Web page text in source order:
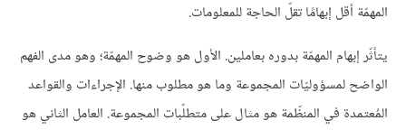
المهمّة أقل إبهامًا تقلّ الحاجة للمعلومات.
يتأثّر إبهام المهمّة بدوره بعاملين. الأول هو وضوح المهمّة؛ وهو مدى الفهم
الواضح لمسؤوليّات المجموعة وما هو مطلوب منها. الإجراءات والقواعد
المُعتمدة في المنظّمة هو مثال على متطلّبات المجموعة. العامل الثاني هو